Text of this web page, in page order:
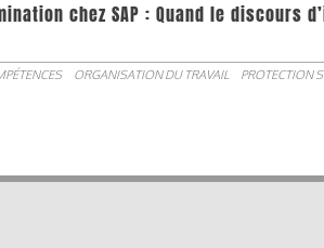
chez SAP : Quand le discours
ORGANISATION DU TRAVAIL PROTECTION